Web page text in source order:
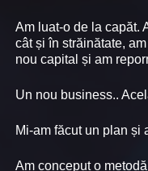
Am luat-o de la capăt.
cât și în străinătate,
nou capital și am
Un nou business..
Mi-am făcut un plan și
Am conceput o